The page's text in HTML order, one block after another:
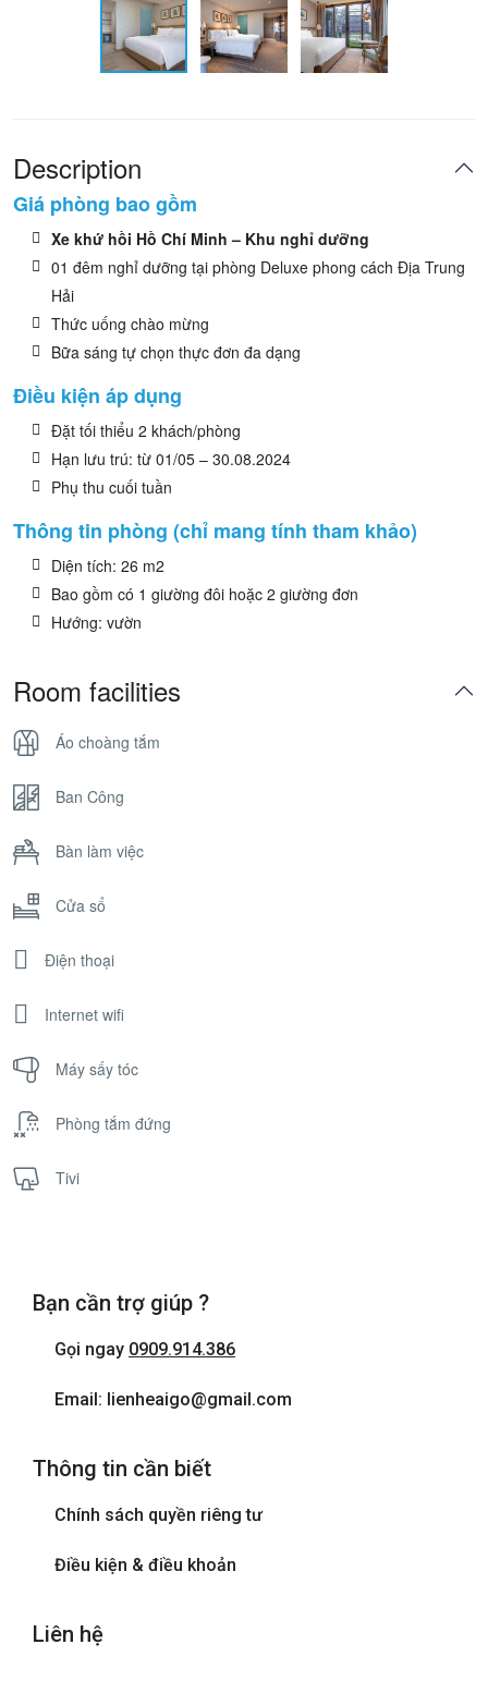
Description
Giá phòng bao gồm
Xe khứ hồi Hồ Chí Minh – Khu nghỉ dưỡng
01 đêm nghỉ dưỡng tại phòng Deluxe phong cách Địa Trung
Hải
Thức uống chào mừng
Bữa sáng tự chọn thực đơn đa dạng
Điều kiện áp dụng
Đặt tối thiểu 2 khách/phòng
Hạn lưu trú: từ 01/05 – 30.08.2024
Phụ thu cuối tuần
Thông tin phòng (chỉ mang tính tham khảo)
Diện tích: 26 m2
Bao gồm có 1 giường đôi hoặc 2 giường đơn
Hướng: vườn
Room facilities
Áo choàng tắm
Ban Công
Bàn làm việc
Cửa sổ
Điện thoại
Internet wifi
Máy sấy tóc
Phòng tắm đứng
Tivi
Bạn cần trợ giúp ?
Gọi ngay 0909.914.386
Email: lienheaigo@gmail.com
Thông tin cần biết
Chính sách quyền riêng tư
Điều kiện & điều khoản
Liên hệ